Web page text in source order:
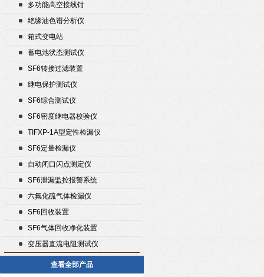
多功能高空接线钳
绝缘油色谱分析仪
箱式变电站
蓄电池状态测试仪
SF6转接过滤装置
继电保护测试仪
SF6综合测试仪
SF6密度继电器校验仪
TIFXP-1A型定性检漏仪
SF6定量检漏仪
自动闭口闪点测定仪
SF6泄漏监控报警系统
六氟化硫气体检漏仪
SF6回收装置
SF6气体回收净化装置
变压器直流电阻测试仪
查看全部产品